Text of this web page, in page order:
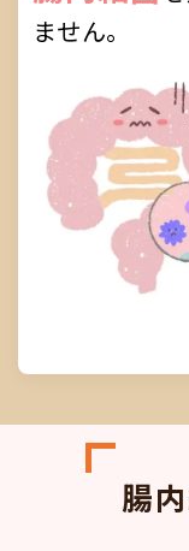
ません。
腸